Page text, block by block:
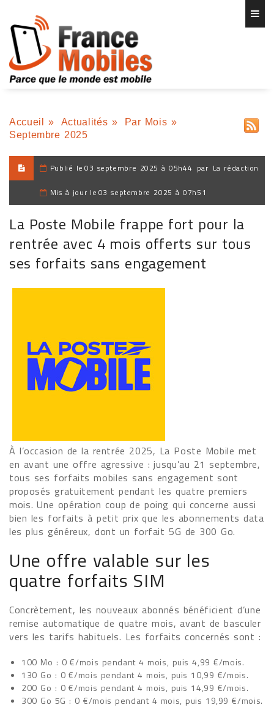
Accueil » Actualités » Par Mois »
Septembre 2025
Publié le 03 septembre 2025 à 05h44 par La rédaction
Mis à jour le 03 septembre 2025 à 07h51
La Poste Mobile frappe fort pour la
rentrée avec 4 mois offerts sur tous
ses forfaits sans engagement
À l’occasion de la rentrée 2025, La Poste Mobile met
en avant une offre agressive : jusqu’au 21 septembre,
tous ses forfaits mobiles sans engagement sont
proposés gratuitement pendant les quatre premiers
mois. Une opération coup de poing qui concerne aussi
bien les forfaits à petit prix que les abonnements data
les plus généreux, dont un forfait 5G de 300 Go.
Une offre valable sur les
quatre forfaits SIM
Concrètement, les nouveaux abonnés bénéficient d’une
remise automatique de quatre mois, avant de basculer
vers les tarifs habituels. Les forfaits concernés sont :
100 Mo : 0 €/mois pendant 4 mois, puis 4,99 €/mois.
130 Go : 0 €/mois pendant 4 mois, puis 10,99 €/mois.
200 Go : 0 €/mois pendant 4 mois, puis 14,99 €/mois.
300 Go 5G : 0 €/mois pendant 4 mois, puis 19,99 €/mois.